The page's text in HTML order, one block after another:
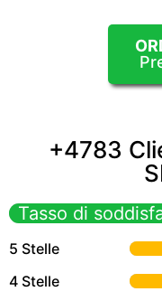
+4783
Tasso di
5 Stelle
4 Stelle